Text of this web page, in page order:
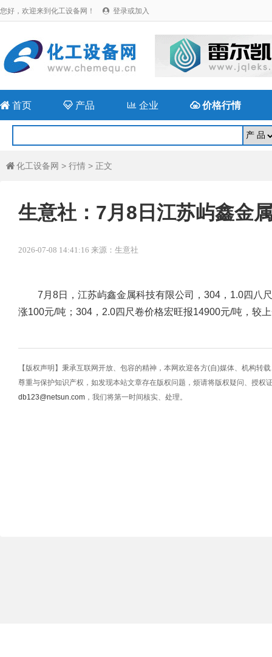
您好，欢迎来到化工设备网！  登录或加入
 首页  产品 企业 价格行情
 化工设备网 > 行情 > 正文
生意社：7月8日江苏屿鑫金
2026-07-08 14:41:16 来源：生意社
7月8日，江苏屿鑫金属科技有限公司，304，1.0四八
涨100元/吨；304，2.0四尺卷价格宏旺报14900元/吨，较
【版权声明】秉承互联网开放、包容的精神，本网欢迎各方(自)媒体、机构转
尊重与保护知识产权，如发现本站文章存在版权问题，烦请将版权疑问、授权
db123@netsun.com ，我们将第一时间核实、处理。